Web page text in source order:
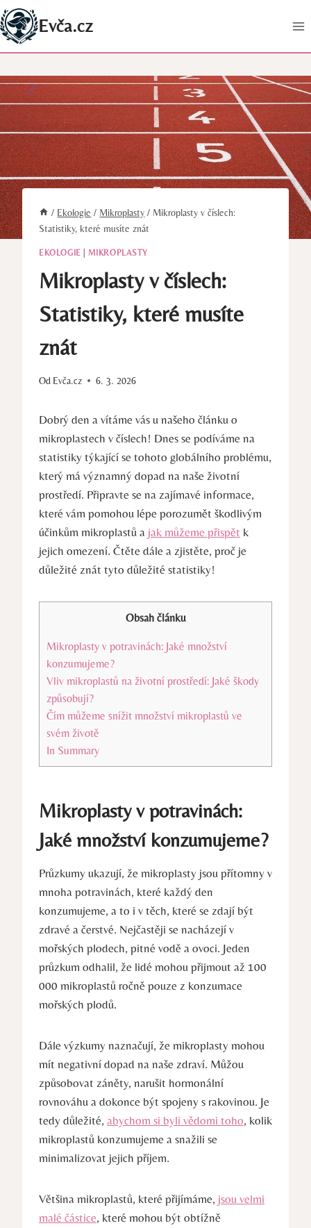
Přeskočit
na
obsah
Evča.cz
/ Ekologie / Mikroplasty / Mikroplasty v číslech:
Statistiky, které musíte znát
EKOLOGIE MIKROPLASTY
Mikroplasty v číslech:
Statistiky, které musíte
znát
Od Evča.cz 6. 3. 2026
Dobrý den a vítáme vás u našeho článku o
mikroplastech v číslech! Dnes se podíváme na
statistiky týkající se tohoto globálního problému,
který má významný dopad na naše životní
prostředí. Připravte se na zajímavé informace,
které vám pomohou lépe porozumět škodlivým
účinkům mikroplastů a jak můžeme přispět k
jejich omezení. Čtěte dále a zjistěte, proč je
důležité znát tyto důležité statistiky!
Obsah článku
Mikroplasty v potravinách: Jaké množství
konzumujeme?
Vliv mikroplastů na životní prostředí: Jaké škody
způsobují?
Čím můžeme snížit množství mikroplastů ve
svém životě
In Summary
Mikroplasty v potravinách:
Jaké množství konzumujeme?
Průzkumy ukazují, že mikroplasty jsou přítomny v
mnoha potravinách, které každý den
konzumujeme, a to i v těch, které se zdají být
zdravé a čerstvé. Nejčastěji se nacházejí v
mořských plodech, pitné vodě a ovoci. Jeden
průzkum odhalil, že lidé mohou přijmout až 100
000 mikroplastů ročně pouze z konzumace
mořských plodů.
Dále výzkumy naznačují, že mikroplasty mohou
mít negativní dopad na naše zdraví. Můžou
způsobovat záněty, narušit hormonální
rovnováhu a dokonce být spojeny s rakovinou. Je
tedy důležité, abychom si byli vědomi toho, kolik
mikroplastů konzumujeme a snažili se
minimalizovat jejich příjem.
Většina mikroplastů, které přijímáme, jsou velmi
malé částice, které mohou být obtížně